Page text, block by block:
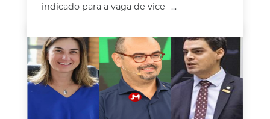
indicado para a vaga de vice- ...